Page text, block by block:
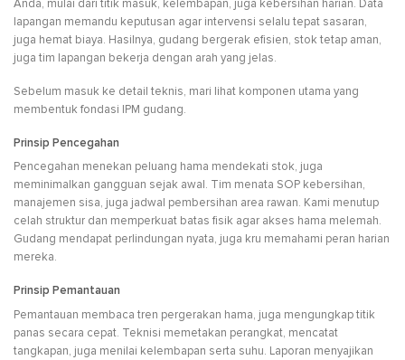
Anda, mulai dari titik masuk, kelembapan, juga kebersihan harian. Data
lapangan memandu keputusan agar intervensi selalu tepat sasaran,
juga hemat biaya. Hasilnya, gudang bergerak efisien, stok tetap aman,
juga tim lapangan bekerja dengan arah yang jelas.
Sebelum masuk ke detail teknis, mari lihat komponen utama yang
membentuk fondasi IPM gudang.
Prinsip Pencegahan
Pencegahan menekan peluang hama mendekati stok, juga
meminimalkan gangguan sejak awal. Tim menata SOP kebersihan,
manajemen sisa, juga jadwal pembersihan area rawan. Kami menutup
celah struktur dan memperkuat batas fisik agar akses hama melemah.
Gudang mendapat perlindungan nyata, juga kru memahami peran harian
mereka.
Prinsip Pemantauan
Pemantauan membaca tren pergerakan hama, juga mengungkap titik
panas secara cepat. Teknisi memetakan perangkat, mencatat
tangkapan, juga menilai kelembapan serta suhu. Laporan menyajikan